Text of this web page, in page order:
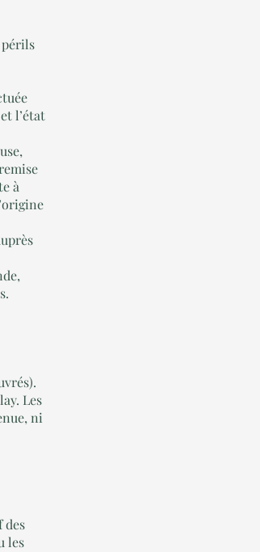
l’état
à
Les
ni
des
les